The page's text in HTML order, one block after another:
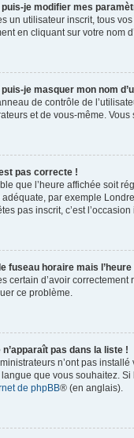
je modifier mes
un utilisateur inscrit, tous
en cliquant sur votre nom
je masquer mon nom
de contrôle de
et de vous-même.
pas correcte !
que l’heure affichée soit
par exemple
pas inscrit, c’est
fuseau horaire mais
certain d’avoir
ce problème.
n’apparaît pas dans la liste !
n’ont pas
que vous souhaitez.
de phpBB® (en anglais).